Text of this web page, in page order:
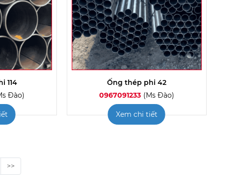
114
Đào)
Ống thép phi 42
0967091233 (Ms Đào)
Xem chi tiết
>>